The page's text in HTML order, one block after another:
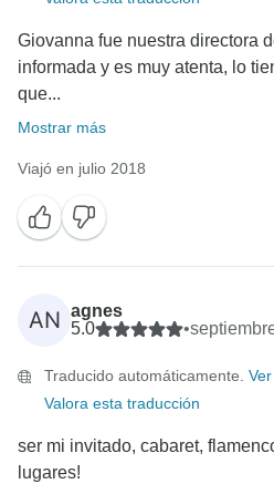
Giovanna fue nuestra directora
informada y es muy atenta, lo
que...
Mostrar más
Viajó en julio 2018
AN agnes
5.0
•
Traducido automáticamente.
Valora esta traducción
ser mi invitado, cabaret,
lugares!